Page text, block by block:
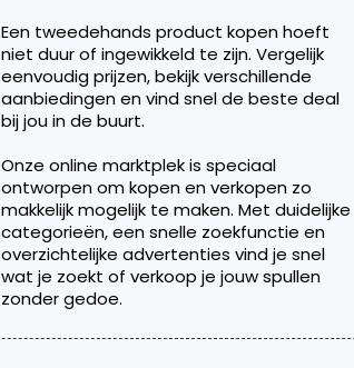
Een tweedehands product kopen hoeft
niet duur of ingewikkeld te zijn. Vergelijk
eenvoudig prijzen, bekijk verschillende
aanbiedingen en vind snel de beste deal
bij jou in de buurt.
Onze online marktplek is speciaal
ontworpen om kopen en verkopen zo
makkelijk mogelijk te maken. Met duidelijke
categorieën, een snelle zoekfunctie en
overzichtelijke advertenties vind je snel
wat je zoekt of verkoop je jouw spullen
zonder gedoe.